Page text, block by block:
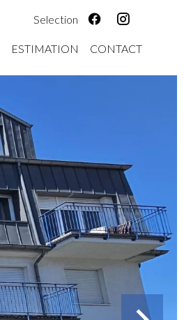
Selection
ESTIMATION CONTACT